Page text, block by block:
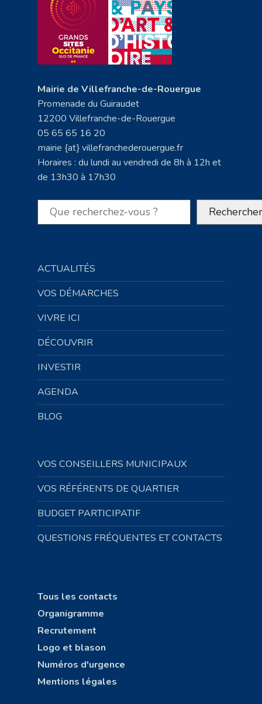
Mairie de Villefranche-de-Rouergue
Promenade du Guiraudet
12200 Villefranche-de-Rouergue
05 65 65 16 20
mairie {at} villefranchederouergue.fr
Horaires : du lundi au vendredi de 8h à 12h et
de 13h30 à 17h30
Rechercher Rechercher
ACTUALITÉS
VOS DÉMARCHES
VIVRE ICI
DÉCOUVRIR
INVESTIR
AGENDA
BLOG
VOS CONSEILLERS MUNICIPAUX
VOS RÉFÉRENTS DE QUARTIER
BUDGET PARTICIPATIF
QUESTIONS FRÉQUENTES ET CONTACTS
Tous les contacts
Organigramme
Recrutement
Logo et blason
Numéros d'urgence
Mentions légales